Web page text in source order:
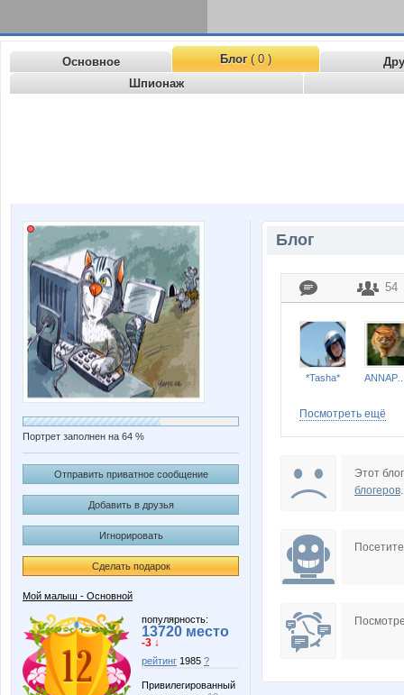
Основное Блог( 0 )
Шпионаж
Портрет заполнен на 64 %
Отправить приватное сообщение
Добавить в друзья
Игнорировать
Сделать подарок
Мой малыш - Основной
популярность:
13720 место
-3 ↓
рейтинг 1985 ?
Привилегированный
Блог
54
*Tasha*
Rory
nutty17
Посмотреть ещё
Этот
блогеров.